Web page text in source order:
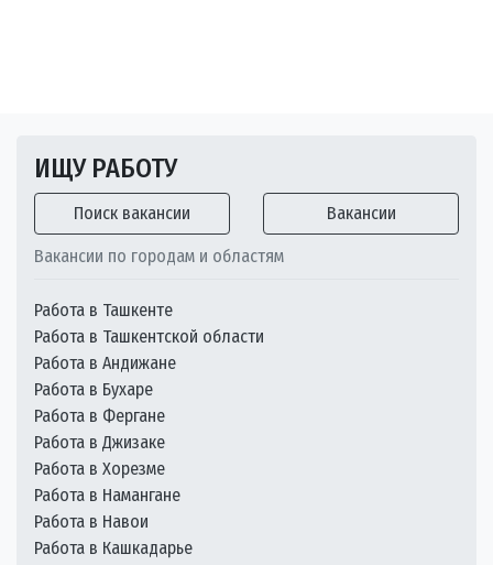
ИЩУ РАБОТУ
Поиск вакансии Вакансии
Вакансии по городам и областям
Работа в Ташкенте
Работа в Ташкентской области
Работа в Андижане
Работа в Бухаре
Работа в Фергане
Работа в Джизаке
Работа в Хорезме
Работа в Намангане
Работа в Навои
Работа в Кашкадарье